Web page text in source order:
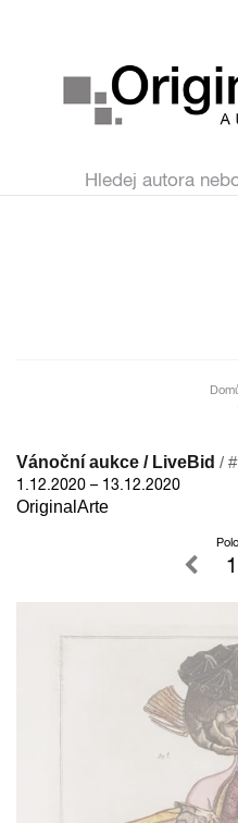
Vánoční aukce / LiveBid /
1.12.2020 – 13.12.2020
OriginalArte